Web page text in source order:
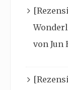
von Jun